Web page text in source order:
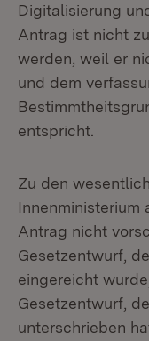
Digitalisierung
Antrag ist nicht
werden, weil er
und dem
entspricht.
Zu den
Innenministerium
Antrag nicht
Gesetzentwurf,
eingereicht
Gesetzentwurf,
unterschrieben